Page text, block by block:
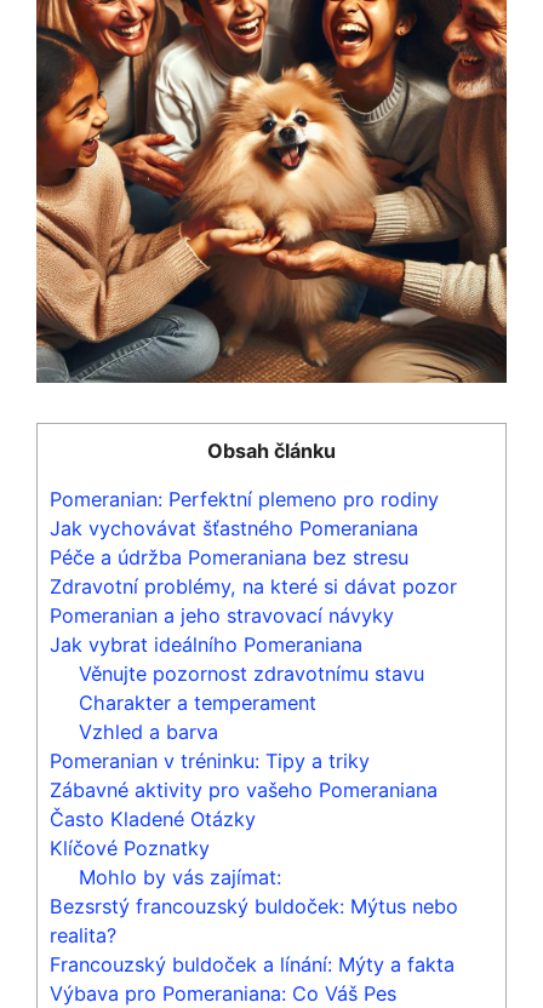
Obsah článku
Pomeranian: Perfektní plemeno pro rodiny
Jak vychovávat šťastného Pomeraniana
Péče a údržba Pomeraniana bez stresu
Zdravotní problémy, na které si dávat pozor
Pomeranian a jeho stravovací návyky
Jak vybrat ideálního Pomeraniana
Věnujte pozornost zdravotnímu stavu
Charakter a temperament
Vzhled a barva
Pomeranian v tréninku: Tipy a triky
Zábavné aktivity pro vašeho Pomeraniana
Často Kladené Otázky
Klíčové Poznatky
Mohlo by vás zajímat:
Bezsrstý francouzský buldoček: Mýtus nebo
realita?
Francouzský buldoček a línání: Mýty a fakta
Výbava pro Pomeraniana: Co Váš Pes